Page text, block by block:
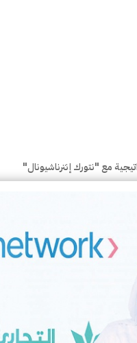
مع "نتورك إنترناشيونال"